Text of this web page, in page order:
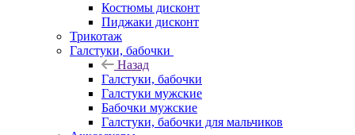
Костюмы дисконт
Пиджаки дисконт
Трикотаж
Галстуки, бабочки
Назад
Галстуки, бабочки
Галстуки мужские
Бабочки мужские
Галстуки, бабочки для мальчиков